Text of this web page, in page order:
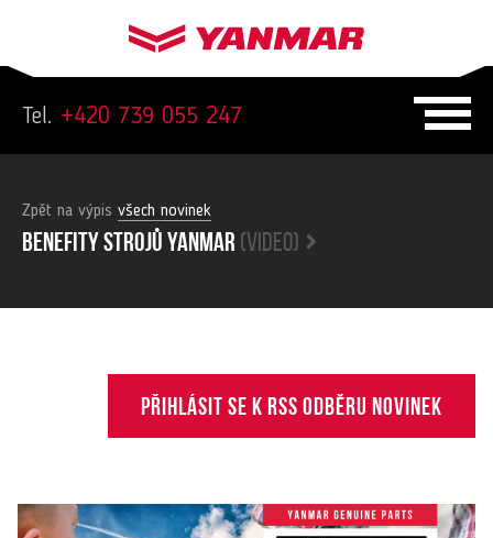
Tel. +420 739 055 247
Zpět na výpis všech novinek
Benefity strojů yanmar (video)
Přihlásit se k RSS odběru novinek